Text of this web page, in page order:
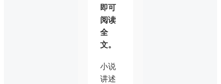
即可
阅读
全
文。
小说
讲述